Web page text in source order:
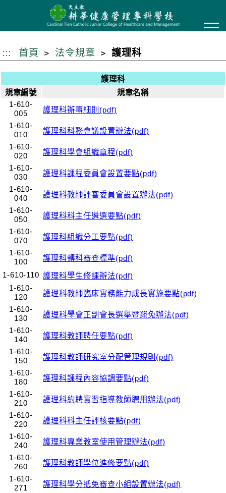
要
內
::: 首頁 法令規章 護理科
護理科
規章編號
規章名稱
1-610-
005
護理科辦事細則(pdf)
1-610-
010
護理科科務會議設置辦法(pdf)
1-610-
020
護理科學會組織章程(pdf)
1-610-
030
護理科課程委員會設置要點(pdf)
1-610-
040
護理科教師評審委員會設置辦法(pdf)
1-610-
050
護理科科主任遴選要點(pdf)
1-610-
070
護理科組織分工要點(pdf)
1-610-
100
護理科轉科審查標準(pdf)
1-610-110 護理科學生修課辦法(pdf)
1-610-
120
護理科教師臨床實務能力成長實施要點(pdf)
1-610-
130
護理科學會正副會長選舉暨罷免辦法(pdf)
1-610-
140
護理科教師聘任要點(pdf)
1-610-
150
護理科教師研究室分配管理規則(pdf)
1-610-
180
護理科課程內容協調要點(pdf)
1-610-
210
護理科約聘實習指導教師聘用辦法(pdf)
1-610-
220
護理科科主任評核要點(pdf)
1-610-
240
護理科專業教室使用管理辦法(pdf)
1-610-
260
護理科教師學位進修要點(pdf)
1-610-
271
護理科學分抵免審查小組設置辦法(pdf)